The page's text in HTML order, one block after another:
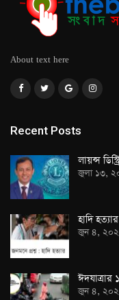
About text here
Recent Posts
লায়ন্স
জুলা ১৩,
হাদি
জুন ৪,
জুন ৪,